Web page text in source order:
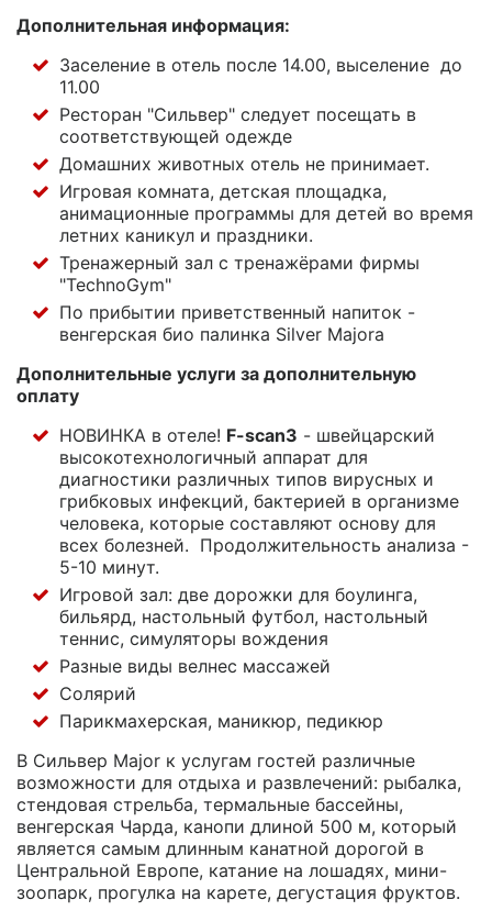
Дополнительная информация:
Заселение в отель после 14.00, выселение до
11.00
Ресторан "Сильвер" следует посещать в
соответствующей одежде
Домашних животных отель не принимает.
Игровая комната, детская площадка,
анимационные программы для детей во время
летних каникул и праздники.
Тренажерный зал с тренажёрами фирмы
"TechnoGym"
По прибытии приветственный напиток -
венгерская био палинка Silver Majorа
Дополнительные услуги за дополнительную
оплату
НОВИНКА в отеле! F-scan3 - швейцарский
высокотехнологичный аппарат для
диагностики различных типов вирусных и
грибковых инфекций, бактерией в организме
человека, которые составляют основу для
всех болезней. Продолжительность анализа -
5-10 минут.
Игровой зал: две дорожки для боулинга,
бильярд, настольный футбол, настольный
теннис, симуляторы вождения
Разные виды велнес массажей
Солярий
Парикмахерская, маникюр, педикюр
В Сильвер Major к услугам гостей различные
возможности для отдыха и развлечений: рыбалка,
стендовая стрельба, термальные бассейны,
венгерская Чарда, канопи длиной 500 м, который
является самым длинным канатной дорогой в
Центральной Европе, катание на лошадях, мини-
зоопарк, прогулка на карете, дегустация фруктов.